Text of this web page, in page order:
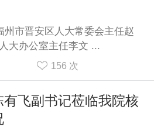
市晋安区人大常委会主任赵
大办公室主任李文 ...
156 次
飞副书记莅临我院核